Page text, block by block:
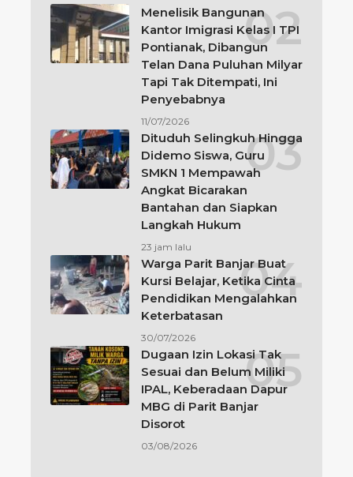
Menelisik Bangunan
Kantor Imigrasi Kelas I TPI
Pontianak, Dibangun
Telan Dana Puluhan Milyar
Tapi Tak Ditempati, Ini
Penyebabnya
11/07/2026
Dituduh Selingkuh Hingga
Didemo Siswa, Guru
SMKN 1 Mempawah
Angkat Bicarakan
Bantahan dan Siapkan
Langkah Hukum
23 jam lalu
Warga Parit Banjar Buat
Kursi Belajar, Ketika Cinta
Pendidikan Mengalahkan
Keterbatasan
30/07/2026
Dugaan Izin Lokasi Tak
Sesuai dan Belum Miliki
IPAL, Keberadaan Dapur
MBG di Parit Banjar
Disorot
03/08/2026